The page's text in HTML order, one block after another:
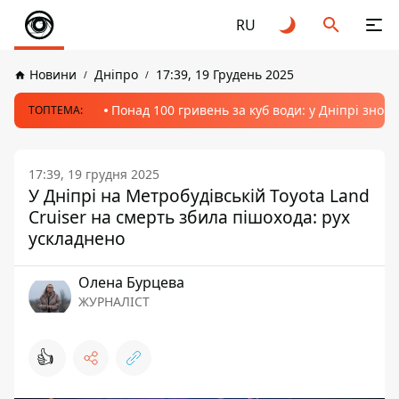
RU
Новини Дніпро 17:39, 19 Грудень 2025
ТОПТЕМА: Понад 100 гривень за куб води: у Дніпрі
17:39, 19 грудня 2025
У Дніпрі на Метробудівській Toyota Land
Cruiser на смерть збила пішохода: рух
ускладнено
Олена Бурцева
ЖУРНАЛІСТ
👍